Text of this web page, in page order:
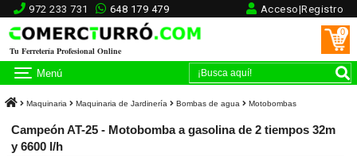
972 233 731 648 179 479 Acceso|Registro
Tu Ferretería Profesional Online
0
Menú
Maquinaria Maquinaria de Jardinería Bombas de agua Motobombas
Campeón AT-25 - Motobomba a gasolina de 2 tiempos 32m
y 6600 l/h